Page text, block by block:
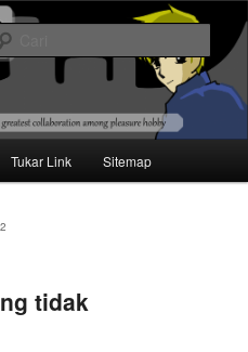
Tukar Link Sitemap
tidak